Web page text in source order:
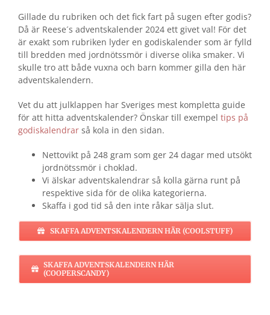
Gillade du rubriken och det fick fart på sugen efter godis?
Då är Reese´s adventskalender 2024 ett givet val! För det
är exakt som rubriken lyder en godiskalender som är fylld
till bredden med jordnötssmör i diverse olika smaker. Vi
skulle tro att både vuxna och barn kommer gilla den här
adventskalendern.
Vet du att julklappen har Sveriges mest kompletta guide
för att hitta adventskalender? Önskar till exempel tips på
godiskalendrar så kola in den sidan.
Nettovikt på 248 gram som ger 24 dagar med utsökt
jordnötssmör i choklad.
Vi älskar adventskalendrar så kolla gärna runt på
respektive sida för de olika kategorierna.
Skaffa i god tid så den inte råkar sälja slut.
SKAFFA ADVENTSKALENDERN HÄR (COOLSTUFF)
SKAFFA ADVENTSKALENDERN HÄR
(COOPERSCANDY)